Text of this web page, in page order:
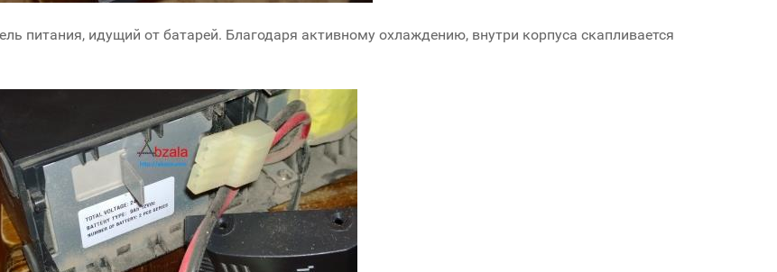
питания, идущий от батарей. Благодаря активному охлаждению, внутри корпуса скапливается